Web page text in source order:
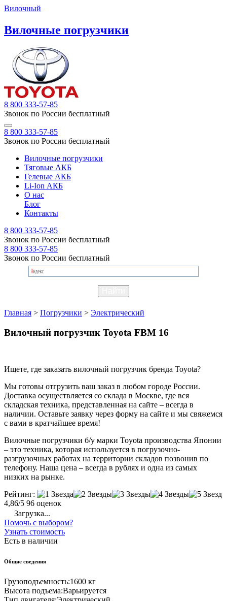
Вилочный
Вилочные погрузчики
8 800 333-57-85
Звонок по России бесплатный
8 800 333-57-85
Звонок по России бесплатный
Вилочные погрузчики
Тяговые АКБ
Гелевые АКБ
Li-Ion АКБ
О нас
Блог
Контакты
8 800 333-57-85
Звонок по России бесплатный
8 800 333-57-85
Звонок по России бесплатный
Главная > Погрузчики > Электрический
Вилочный погрузчик Toyota FBM 16
Ищете, где заказать вилочный погрузчик бренда Toyota?
Мы готовы отгрузить ваш заказ в любом городе России.
Доставка осуществляется со склада в Москве, где вся
складская техника, представленная на сайте – всегда в
наличии. Оставьте заявку через форму на сайте и мы свяжемся
с вами в кратчайшее время!
Вилочные погрузчики б/у марки Toyota производства Японии
– это техника, которая используется в погрузочно-
разгрузочных работах на территории складов позвонив по
телефону. Наша цена – всегда в рублях и одна из самых
низких на рынке.
Рейтинг:
4,86/5 96 оценок
Загрузка...
Помочь с выбором?
Узнать стоимость
Есть в наличии
Общие сведения
Грузоподъемность:1600 кг
Высота подъема:Варьируется